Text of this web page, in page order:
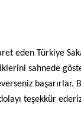
eden Türkiye
sahnede
başarırlar.
teşekkür